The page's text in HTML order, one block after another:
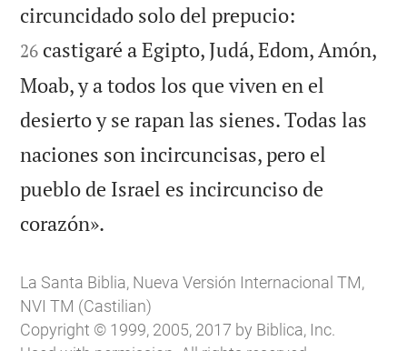
circuncidado solo del prepucio:
26 castigaré a Egipto, Judá, Edom, Amón,
Moab, y a todos los que viven en el
desierto y se rapan las sienes. Todas las
naciones son incircuncisas, pero el
pueblo de Israel es incircunciso de
corazón».
La Santa Biblia, Nueva Versión Internacional TM,
NVI TM (Castilian)
Copyright © 1999, 2005, 2017 by Biblica, Inc.